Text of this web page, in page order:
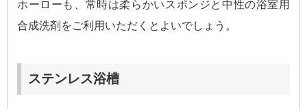
ホーローも、常時は柔らかいスポンジと中性の浴室用
合成洗剤をご利用いただくとよいでしょう。
ステンレス浴槽